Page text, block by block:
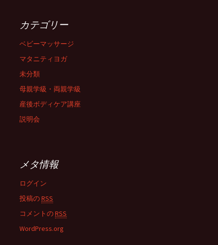
カテゴリー
ベビーマッサージ
マタニティヨガ
未分類
母親学級・両親学級
産後ボディケア講座
説明会
メタ情報
ログイン
投稿のRSS
コメントのRSS
WordPress.org